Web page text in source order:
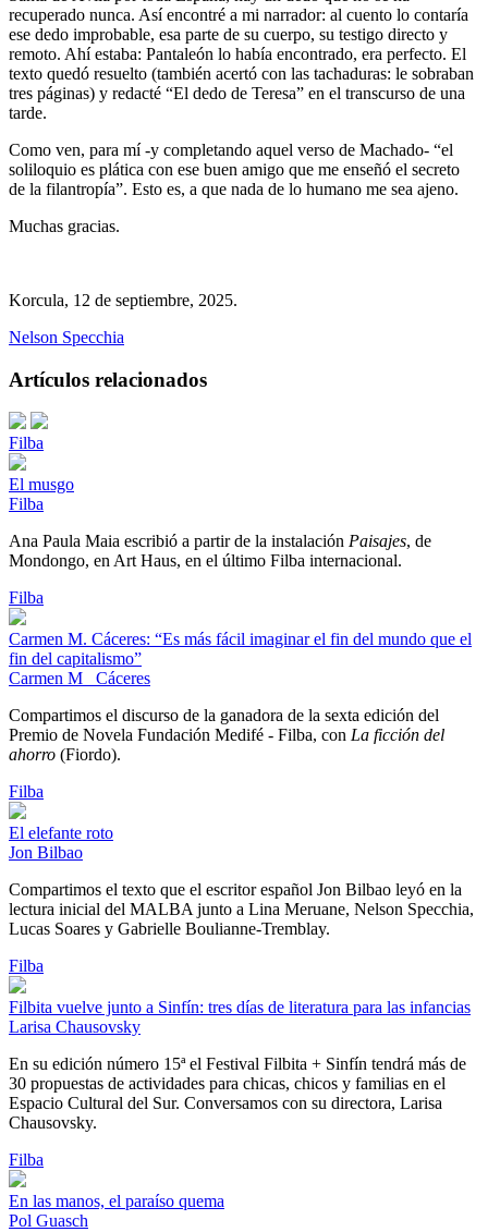
recuperado nunca. Así encontré a mi narrador: al cuento lo contaría
ese dedo improbable, esa parte de su cuerpo, su testigo directo y
remoto. Ahí estaba: Pantaleón lo había encontrado, era perfecto. El
texto quedó resuelto (también acertó con las tachaduras: le sobraban
tres páginas) y redacté “El dedo de Teresa” en el transcurso de una
tarde.
Como ven, para mí -y completando aquel verso de Machado- “el
soliloquio es plática con ese buen amigo que me enseñó el secreto
de la filantropía”. Esto es, a que nada de lo humano me sea ajeno.
Muchas gracias.
Korcula, 12 de septiembre, 2025.
Nelson Specchia
Artículos relacionados
Filba
El musgo
Filba
Ana Paula Maia escribió a partir de la instalación Paisajes, de
Mondongo, en Art Haus, en el último Filba internacional.
Filba
Carmen M. Cáceres: “Es más fácil imaginar el fin del mundo que el
fin del capitalismo”
Carmen M_ Cáceres
Compartimos el discurso de la ganadora de la sexta edición del
Premio de Novela Fundación Medifé - Filba, con La ficción del
ahorro (Fiordo).
Filba
El elefante roto
Jon Bilbao
Compartimos el texto que el escritor español Jon Bilbao leyó en la
lectura inicial del MALBA junto a Lina Meruane, Nelson Specchia,
Lucas Soares y Gabrielle Boulianne-Tremblay.
Filba
Filbita vuelve junto a Sinfín: tres días de literatura para las infancias
Larisa Chausovsky
En su edición número 15ª el Festival Filbita + Sinfín tendrá más de
30 propuestas de actividades para chicas, chicos y familias en el
Espacio Cultural del Sur. Conversamos con su directora, Larisa
Chausovsky.
Filba
En las manos, el paraíso quema
Pol Guasch